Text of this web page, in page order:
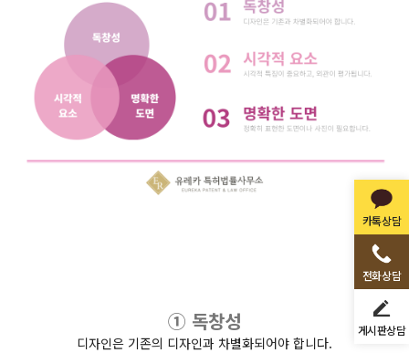
카톡상담
전화상담
게시판상담
① 독창성
디자인은 기존의 디자인과 차별화되어야 합니다.